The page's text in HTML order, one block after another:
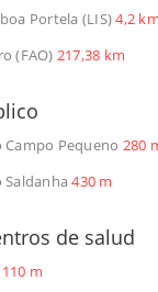
Portela (LIS)4,2 km
(FAO) 217,38 km
Pequeno 280
Saldanha430 m
de salud
110 m